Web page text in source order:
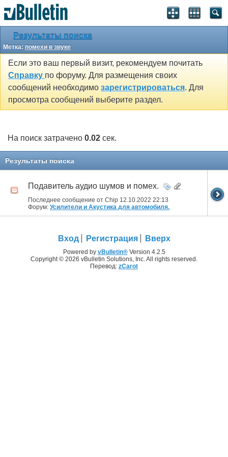
Результаты поиска
Метка: помехи в звуке
Если это ваш первый визит, рекомендуем почитать
Справку по форуму. Для размещения своих
сообщений необходимо зарегистрироваться. Для
просмотра сообщений выберите раздел.
На поиск затрачено 0.02 сек.
Результаты поиска
Подавитель аудио шумов и помех.
Последнее сообщение от Chip 12.10.2022 22:13
Форум: Усилители и Акустика для автомобиля.
Вход Регистрация Вверх
Powered by vBulletin®Version 4.2.5
Copyright © 2026 vBulletin Solutions, Inc. All rights reserved.
Перевод: zCarot